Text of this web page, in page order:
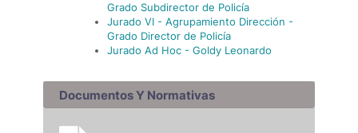
Grado Subdirector de Policía
Jurado VI - Agrupamiento Dirección -
Grado Director de Policía
Jurado Ad Hoc - Goldy Leonardo
Documentos Y Normativas